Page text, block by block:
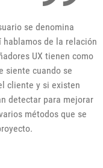
se denomina
hablamos de la relación
UX tienen como
siente cuando se
cliente y si existen
detectar para mejorar
métodos que se